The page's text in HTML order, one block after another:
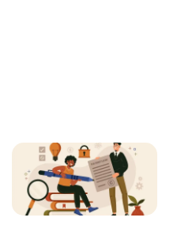
PagePagePage Page